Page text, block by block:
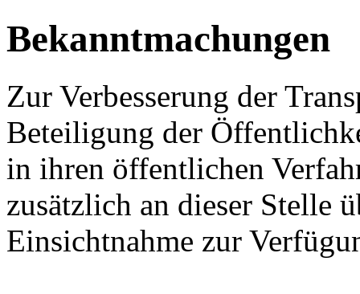
Bekanntmachungen
Zur Verbesserung der
Beteiligung der
in ihren öffentlichen
zusätzlich an dieser Stelle
Einsichtnahme zur